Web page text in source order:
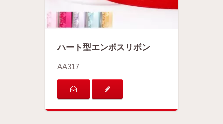
ハート型エンボスリボン
AA317